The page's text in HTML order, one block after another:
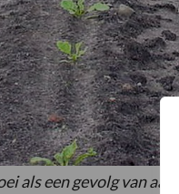
als een gevolg van